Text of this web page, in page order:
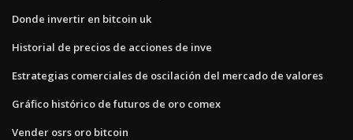
Donde invertir en bitcoin uk
Historial de precios de acciones de inve
Estrategias comerciales de oscilación del mercado de valores
Gráfico histórico de futuros de oro comex
Vender osrs oro bitcoin